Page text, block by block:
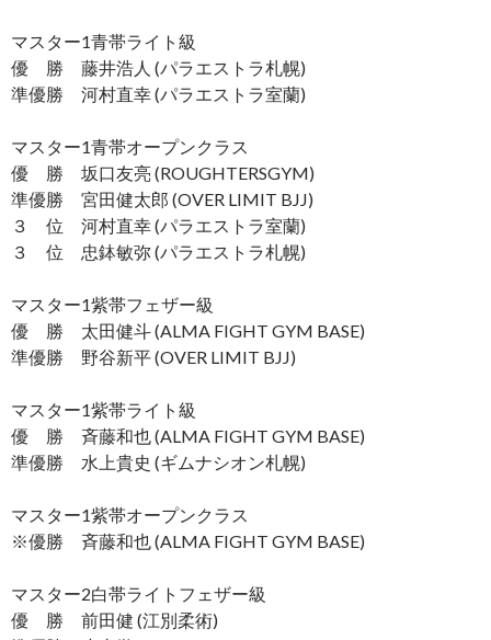
マスター1青帯ライト級
優 勝 藤井浩人 (パラエストラ札幌)
準優勝 河村直幸 (パラエストラ室蘭)
マスター1青帯オープンクラス
優 勝 坂口友亮 (ROUGHTERSGYM)
準優勝 宮田健太郎 (OVER LIMIT BJJ)
３ 位 河村直幸 (パラエストラ室蘭)
３ 位 忠鉢敏弥 (パラエストラ札幌)
マスター1紫帯フェザー級
優 勝 太田健斗 (ALMA FIGHT GYM BASE)
準優勝 野谷新平 (OVER LIMIT BJJ)
マスター1紫帯ライト級
優 勝 斉藤和也 (ALMA FIGHT GYM BASE)
準優勝 水上貴史 (ギムナシオン札幌)
マスター1紫帯オープンクラス
※優勝 斉藤和也 (ALMA FIGHT GYM BASE)
マスター2白帯ライトフェザー級
優 勝 前田健 (江別柔術)